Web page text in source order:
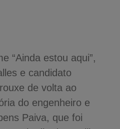
“Ainda estou aqui”,
e candidato
de volta ao
do engenheiro e
Paiva, que foi